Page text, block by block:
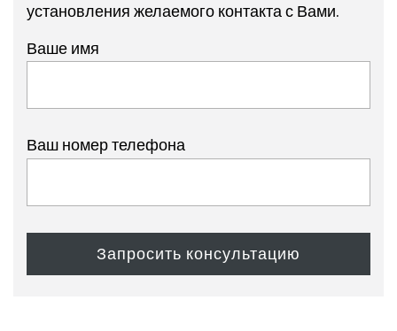
установления желаемого контакта с Вами.
Ваше имя
Ваш номер телефона